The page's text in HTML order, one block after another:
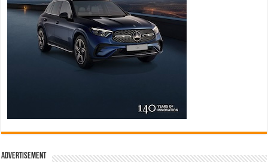
Advertisement